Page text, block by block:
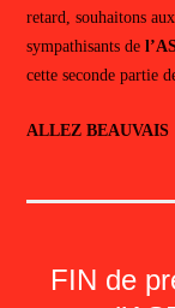
retard, souhaitons
sympathisants de
cette seconde partie
ALLEZ BEAUVAIS
FIN de